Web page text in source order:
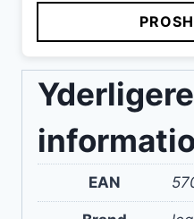
Yderligere
EAN